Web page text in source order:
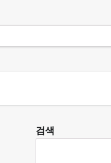
검색